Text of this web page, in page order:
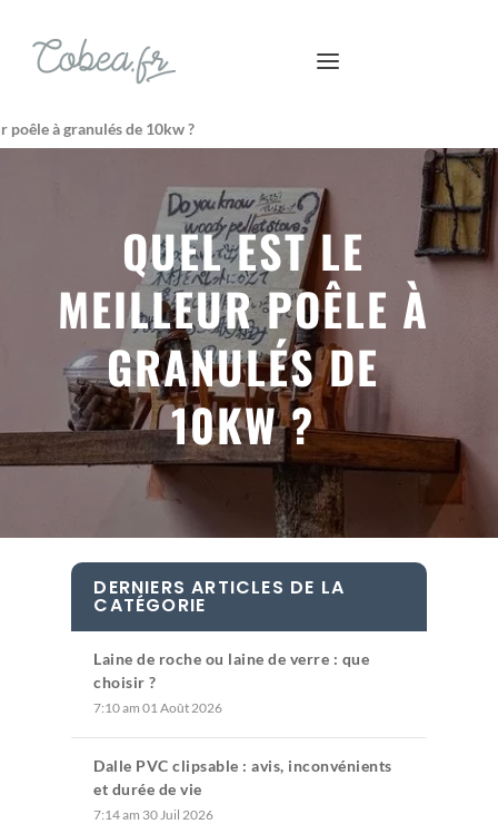
poêle à granulés de 10kw ?
QUEL EST LE
MEILLEUR POÊLE À
GRANULÉS DE
10KW ?
DERNIERS ARTICLES DE LA
CATÉGORIE
Laine de roche ou laine de verre : que
choisir ?
7:10 am 01 Août 2026
Dalle PVC clipsable : avis, inconvénients
et durée de vie
7:14 am 30 Juil 2026